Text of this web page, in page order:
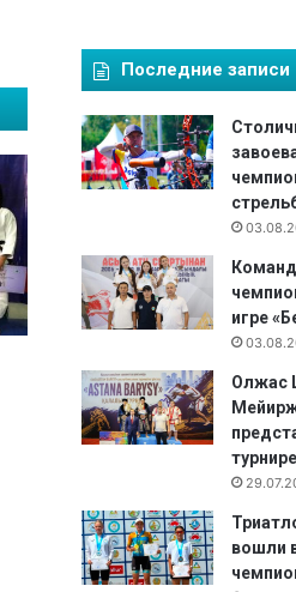
Последние записи
игре
Олжас
вошли